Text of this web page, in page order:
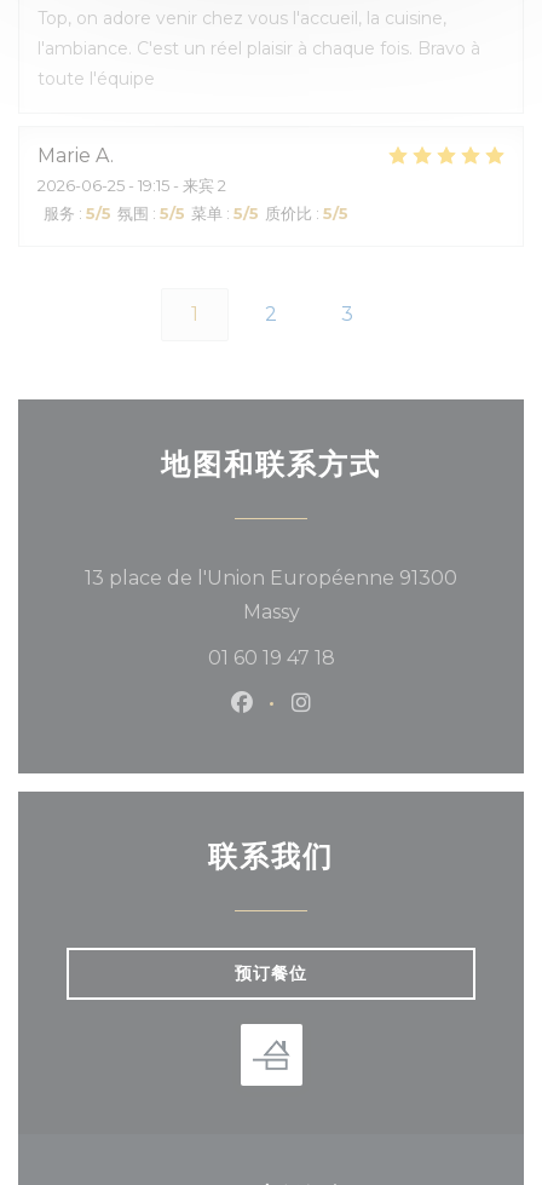
Top, on adore venir chez vous l'accueil, la cuisine,
l'ambiance. C'est un réel plaisir à chaque fois. Bravo à
toute l'équipe
Marie A
2026-06-25 - 19:15 - 来宾 2
服务 : 5/5 氛围 : 5/5 菜单 : 5/5 质价比 : 5/5
1 2 3
地图和联系方式
13 place de l'Union Européenne 91300
Massy((在新窗口中打开))
01 60 19 47 18
Facebook ((在新窗口中打开))
Instagram ((在新窗口
联系我们
预订餐位